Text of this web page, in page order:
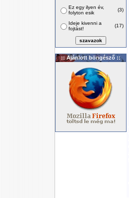
Ez egy ilyen év,
folyton esik
(3)
Ideje kivenni a
fojtást!
(17)
:: Ajánlott böngésző ::